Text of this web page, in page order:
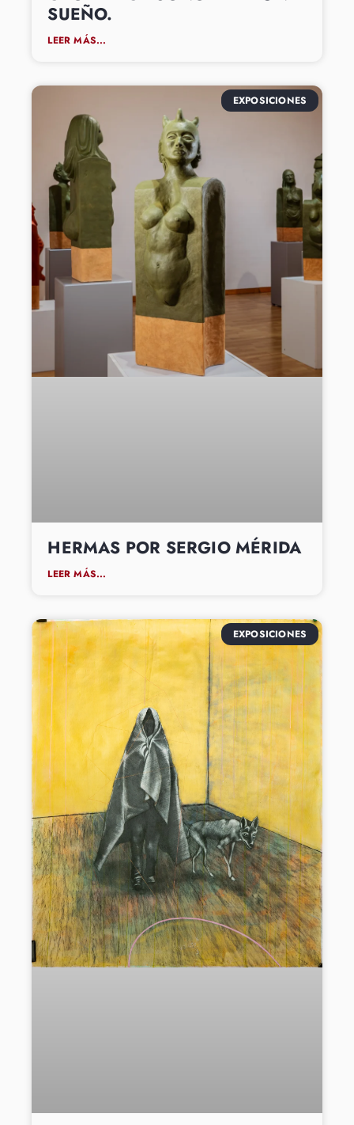
SUEÑO.
LEER MÁS...
EXPOSICIONES
HERMAS POR SERGIO MÉRIDA
LEER MÁS...
EXPOSICIONES